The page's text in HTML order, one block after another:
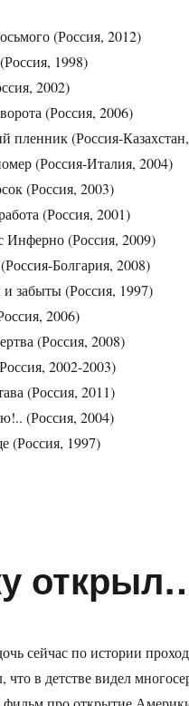
(Россия, 2012)
1998)
2002)
(Россия, 2006)
пленник (Россия-
(Россия-Италия, 2004)
(Россия, 2003)
(Россия, 2001)
(Россия, 2009)
Болгария, 2008)
забыты (Россия, 1997)
2006)
(Россия, 2008)
2002-2003)
(Россия, 2011)
(Россия, 2004)
(Россия, 1997)
сейчас по истории
что в детстве видел